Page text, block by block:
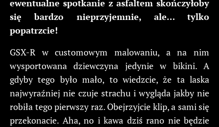
ewentualne spotkanie z asfaltem skończyłoby
się bardzo nieprzyjemnie, ale… tylko
popatrzcie!
GSX-R w customowym malowaniu, a na nim
wysportowana dziewczyna jedynie w bikini. A
gdyby tego było mało, to wiedzcie, że ta laska
najwyraźniej nie czuje strachu i wygląda jakby nie
robiła tego pierwszy raz. Obejrzyjcie klip, a sami się
przekonacie. Aha, no i kawa dziś rano nie będzie